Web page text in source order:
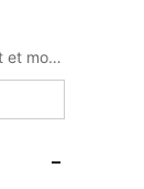
Découvrez le minimalisme et optez pour un look confort et moderne au quotidien.